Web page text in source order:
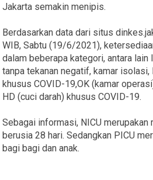
Jakarta semakin menipis.
Berdasarkan data dari situs
WIB, Sabtu (19/6/2021),
dalam beberapa kategori, antara lain
tanpa tekanan negatif, kamar
khusus COVID-19,OK (kamar
HD (cuci darah) khusus COVID-19.
Sebagai informasi, NICU merupakan
berusia 28 hari. Sedangkan PICU
bagi bagi dan anak.